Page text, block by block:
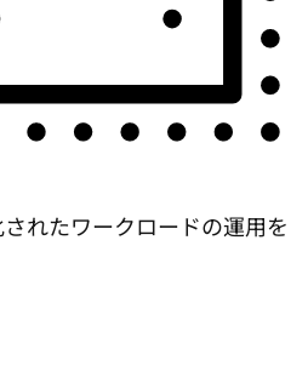
れたワークロードの運用を